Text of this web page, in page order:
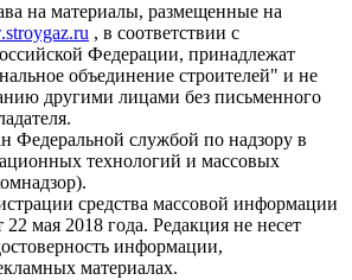
на материалы, размещенные на
, в соответствии с
Федерации, принадлежат
объединение строителей" и не
другими лицами без письменного
Федеральной службой по надзору в
технологий и массовых
средства массовой информации
мая 2018 года. Редакция не несет
информации,
материалах.